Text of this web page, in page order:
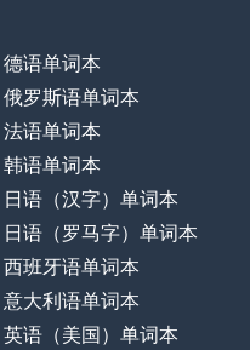
德语单词本
俄罗斯语单词本
法语单词本
韩语单词本
日语（汉字）单词本
日语（罗马字）单词本
西班牙语单词本
意大利语单词本
英语（美国）单词本